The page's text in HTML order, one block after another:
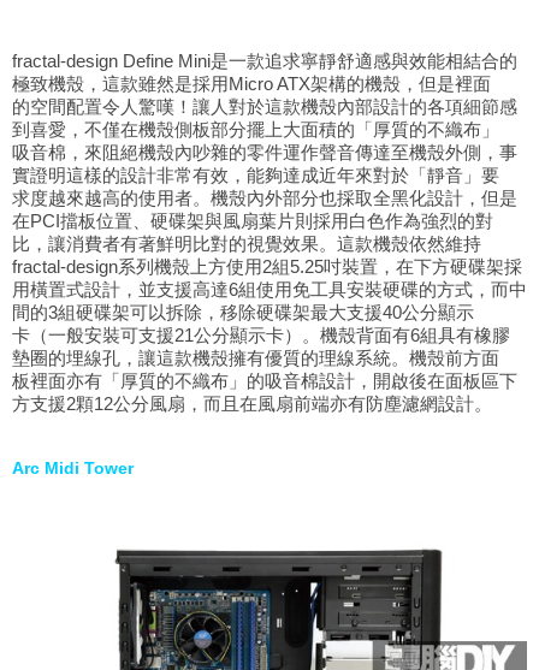
fractal-design Define Mini是一款追求寧靜舒適感與效能相結合的
極致機殼，這款雖然是採用Micro ATX架構的機殼，但是裡面
的空間配置令人驚嘆！讓人對於這款機殼內部設計的各項細節感
到喜愛，不僅在機殼側板部分擺上大面積的「厚質的不織布」
吸音棉，來阻絕機殼內吵雜的零件運作聲音傳達至機殼外側，事
實證明這樣的設計非常有效，能夠達成近年來對於「靜音」要
求度越來越高的使用者。機殼內外部分也採取全黑化設計，但是
在PCI擋板位置、硬碟架與風扇葉片則採用白色作為強烈的對
比，讓消費者有著鮮明比對的視覺效果。這款機殼依然維持
fractal-design系列機殼上方使用2組5.25吋裝置，在下方硬碟架採
用橫置式設計，並支援高達6組使用免工具安裝硬碟的方式，而中
間的3組硬碟架可以拆除，移除硬碟架最大支援40公分顯示
卡（一般安裝可支援21公分顯示卡）。機殼背面有6組具有橡膠
墊圈的埋線孔，讓這款機殼擁有優質的理線系統。機殼前方面
板裡面亦有「厚質的不織布」的吸音棉設計，開啟後在面板區下
方支援2顆12公分風扇，而且在風扇前端亦有防塵濾網設計。
Arc Midi Tower